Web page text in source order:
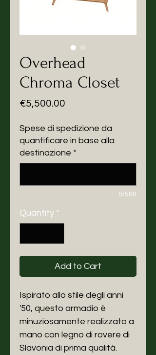
Overhead
Chroma Closet
€5,500.00
Spese di spedizione da
quantificare in base alla
destinazione *
0/500
Quantity *
Add to Cart
Ispirato allo stile degli anni
'50, questo armadio è
minuziosamente realizzato a
mano con legno di rovere di
Slavonia di prima qualità.